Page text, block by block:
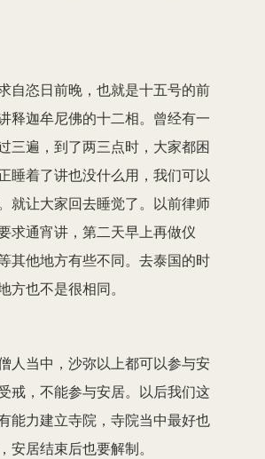
自恣日前晚，也就是十五号的前
释迦牟尼佛的十二相。曾经有一
三遍，到了两三点时，大家都困
睡着了讲也没什么用，我们可以
就让大家回去睡觉了。以前律师
求通宵讲，第二天早上再做仪
其他地方有些不同。去泰国的时
方也不是很相同。
人当中，沙弥以上都可以参与安
戒，不能参与安居。以后我们这
能力建立寺院，寺院当中最好也
安居结束后也要解制。